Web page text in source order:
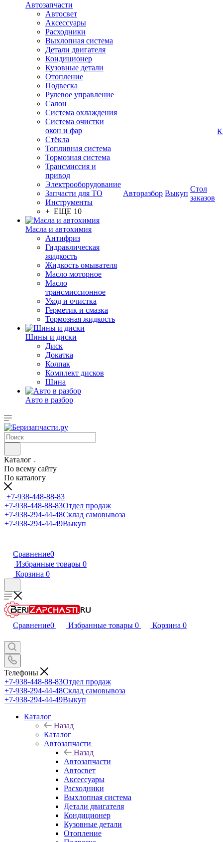
Автозапчасти
Автосвет
Аксессуары
Расходники
Выхлопная система
Детали двигателя
Кондиционер
Кузовные детали
Отопление
Подвеска
Рулевое управление
Салон
Система охлаждения
Система очистки
окон и фар
Стёкла
Топливная система
Тормозная система
Трансмиссия и
привод
Электрооборудование
Запчасти для ТО
Инструменты
+ ЕЩЕ 10
Масла и автохимия
Антифриз
Гидравлическая
жидкость
Жидкость омывателя
Масло моторное
Масло
трансмиссионное
Уход и очистка
Герметик и смазка
Тормозная жидкость
Шины и диски
Диск
Докатка
Колпак
Комплект дисков
Шина
Авто в разбор
Авторазбор Выкуп
Стол
заказов
Каталог
По всему сайту
По каталогу
+7-938-448-88-83
+7-938-448-88-83Отдел продаж
+7-938-294-44-48Склад самовывоза
+7-938-294-44-49Выкуп
Сравнение0
Избранные товары 0
Корзина 0
Сравнение0 Избранные товары 0 Корзина 0
Телефоны
+7-938-448-88-83Отдел продаж
+7-938-294-44-48Склад самовывоза
+7-938-294-44-49Выкуп
Каталог
Назад
Каталог
Автозапчасти
Назад
Автозапчасти
Автосвет
Аксессуары
Расходники
Выхлопная система
Детали двигателя
Кондиционер
Кузовные детали
Отопление